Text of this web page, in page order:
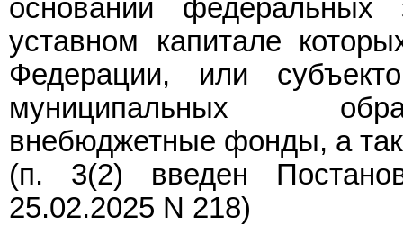
основании
уставном капитале
Федерации, или
муниципальных
внебюджетные фонды, а
(п. 3(2) введен
25.02.2025 N 218)